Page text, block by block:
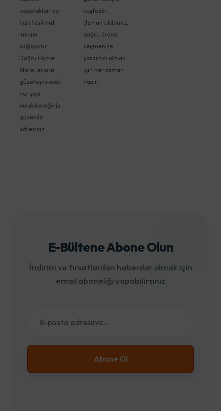
seçenekleri ve
hızlı teslimat
imkanı
sağlıyoruz.
Doğru Home
Store, evinizi
güzelleştirecek
her şeyi
bulabileceğiniz
güvenilir
adresiniz.
keşfedin.
Uzman ekibimiz,
doğru ürünü
seçmenize
yardımcı olmak
için her zaman
hazır.
E-Bültene Abone Olun
İndirim ve fırsatlardan haberdar olmak için
email aboneliği yapabilirsiniz
Abone Ol